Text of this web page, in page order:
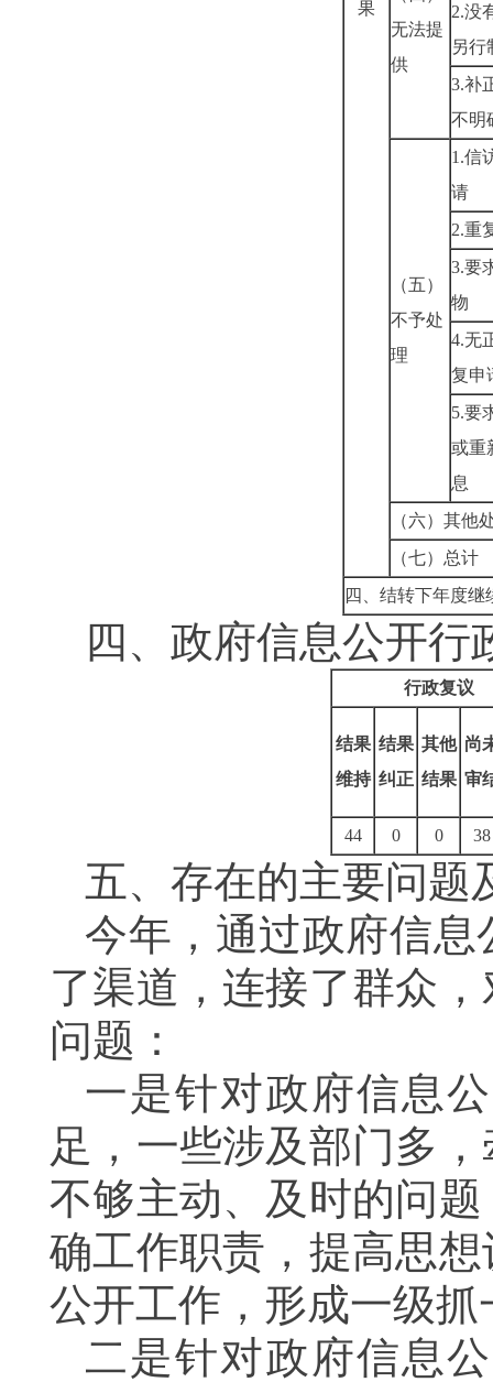
果
无法提
供
2.没
另行
3.补
不明
（五）
不予处
理
1.信
请
2.重
3.要
物
4.无
复申
5.要
或重
息
（六）其他
（七）总计
四、结转下年度继
四、政府信息公开行
行政复议
结果
维持
结果
纠正
其他
结果
尚
审
44 0 0 38
五、存在的主要问题
今年，通过政府信
了渠道，连接了群众
问题：
一是针对政府信息
足，一些涉及部门多
不够主动、及时的问
确工作职责，提高思
公开工作，形成一级
二是针对政府信息